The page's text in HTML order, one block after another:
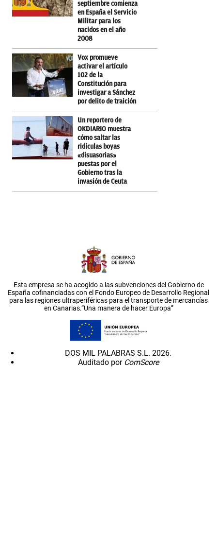
septiembre comienza
en España el Servicio
Militar para los
nacidos en el año
2008
Vox promueve
activar el artículo
102 de la
Constitución para
investigar a Sánchez
por delito de traición
Un reportero de
OKDIARIO muestra
cómo saltar las
ridículas boyas
«disuasorias»
puestas por el
Gobierno tras la
invasión de Ceuta
Esta empresa se ha acogido a las subvenciones del Gobierno de
España cofinanciadas con el Fondo Europeo de Desarrollo Regional
para las regiones ultraperiféricas para el transporte de mercancías
en Canarias.”Una manera de hacer Europa”
DOS MIL PALABRAS S.L. 2026.
Auditado por ComScore